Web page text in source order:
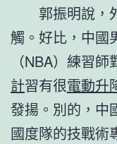
郭振明說，
觸。好比，中國
（NBA）練習
計習有很電動升
發揚。別的，中
國度隊的技戰術